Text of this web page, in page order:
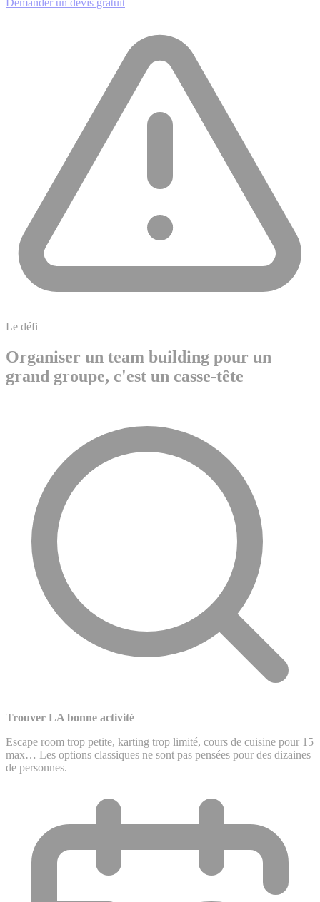
Le défi
Organiser un team building pour un
grand groupe, c'est un casse-tête
Trouver LA bonne activité
Escape room trop petite, karting trop limité, cours de cuisine pour 15
max… Les options classiques ne sont pas pensées pour des dizaines
de personnes.